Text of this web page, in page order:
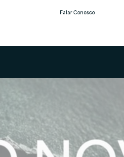
Falar Conosco